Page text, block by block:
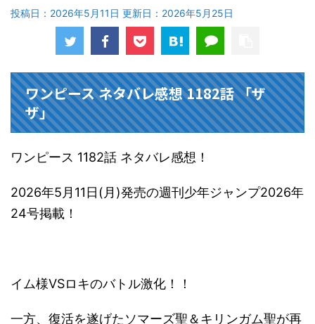
投稿日：2026年5月11日 更新日： 2026年5月25日
ワンピース ネタバレ感想 1182話 「ザ
ザ」
ワンピース 1182話 ネタバレ感想！
2026年5月11日(月)発売の週刊少年ジャンプ2026年
24号掲載！
イム様VSロキのバトル激化！！
一方、復活を遂げたソマーズ聖＆キリンガム聖が再